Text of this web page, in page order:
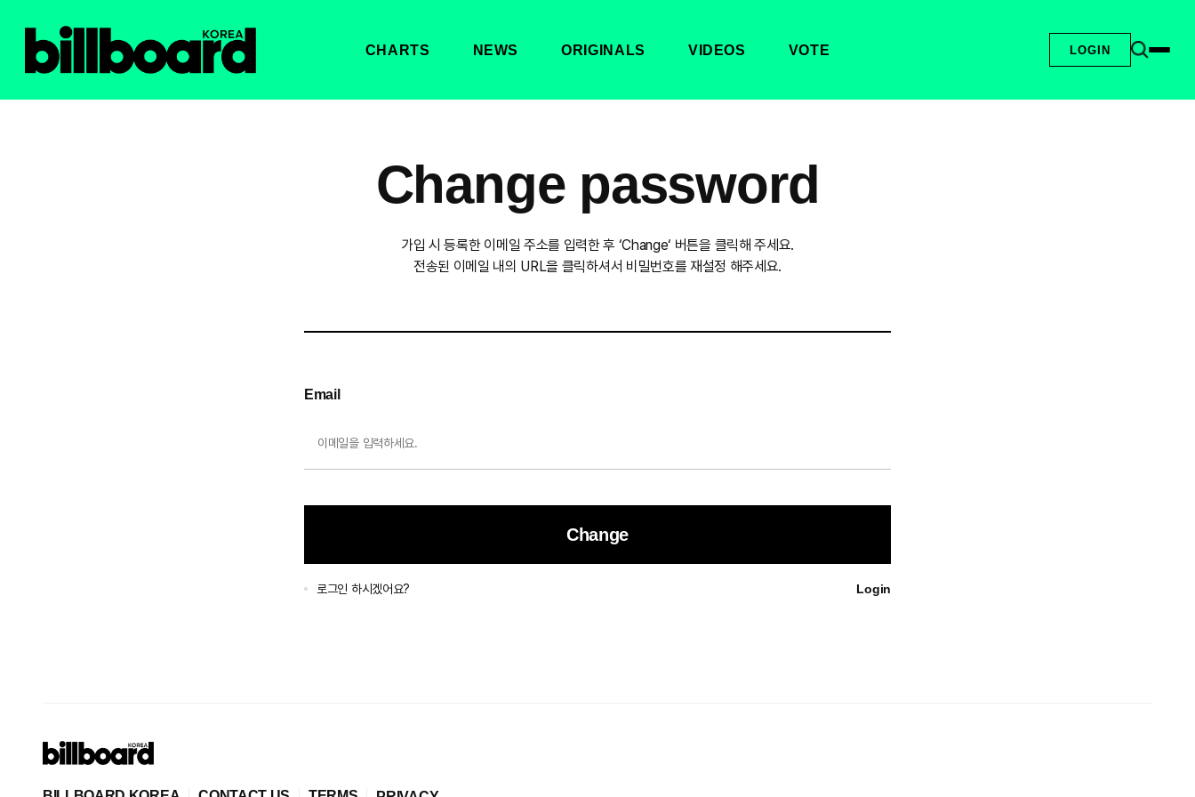
CHARTS NEWS ORIGINALS VIDEOS VOTE LOGIN
Change password
가입 시 등록한 이메일 주소를 입력한 후 ‘Change‘ 버튼을 클릭해 주세요.
전송된 이메일 내의 URL을 클릭하셔서 비밀번호를 재설정 해주세요.
Email
Change
로그인 하시겠어요? Login